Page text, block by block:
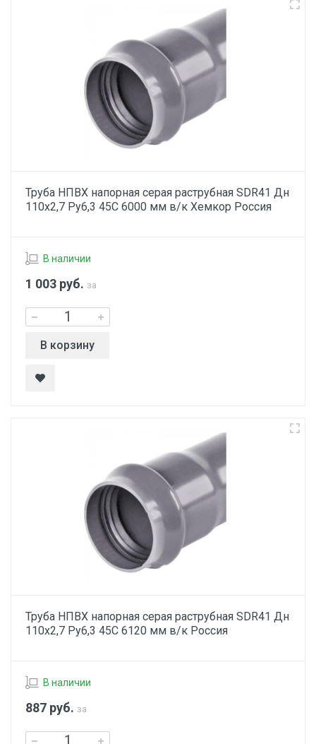
Труба НПВХ напорная серая раструбная SDR41 Дн
110х2,7 Ру6,3 45С 6000 мм в/к Хемкор Россия
В наличии
1 003 руб. за
В корзину
Труба НПВХ напорная серая раструбная SDR41 Дн
110х2,7 Ру6,3 45С 6120 мм в/к Россия
В наличии
887 руб. за